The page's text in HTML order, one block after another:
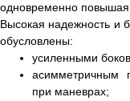
одновременно повышая
Высокая надежность и
обусловлены:
усиленными
асимметричным
при маневрах;